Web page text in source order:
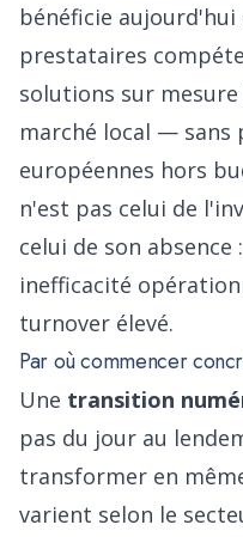
bénéficie aujourd'hui
prestataires
solutions sur
marché local — sans
européennes hors
n'est pas celui de
celui de son
inefficacité
turnover élevé.
Par où commencer
Une transition
pas du jour au
transformer en
varient selon le